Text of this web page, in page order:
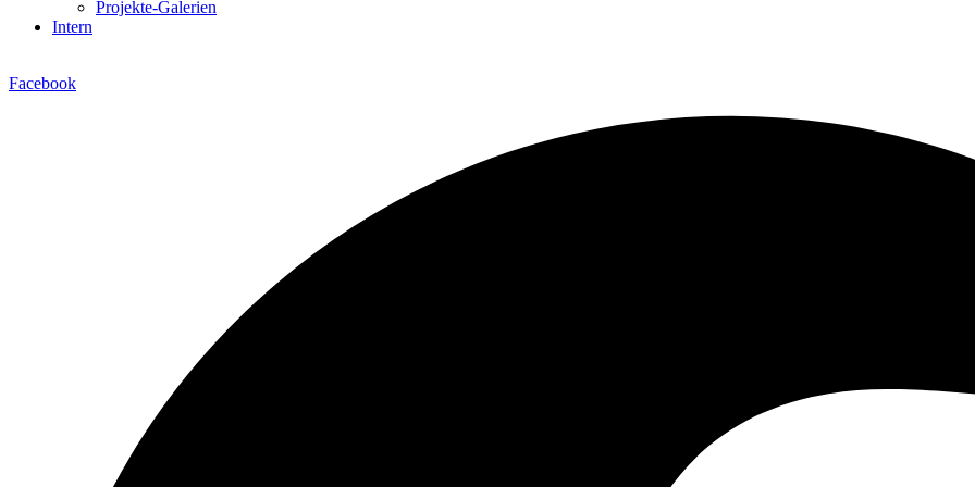
Projekte-Galerien
Intern
Facebook